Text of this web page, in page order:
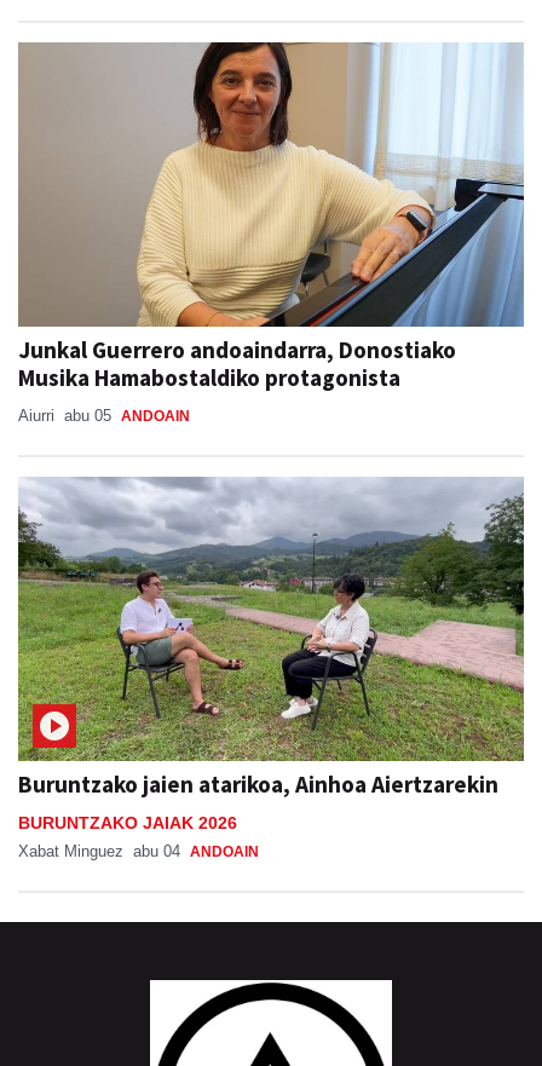
Junkal Guerrero andoaindarra, Donostiako
Musika Hamabostaldiko protagonista
Aiurri abu 05 ANDOAIN
Buruntzako jaien atarikoa, Ainhoa Aiertzarekin
BURUNTZAKO JAIAK 2026
Xabat Minguez abu 04 ANDOAIN